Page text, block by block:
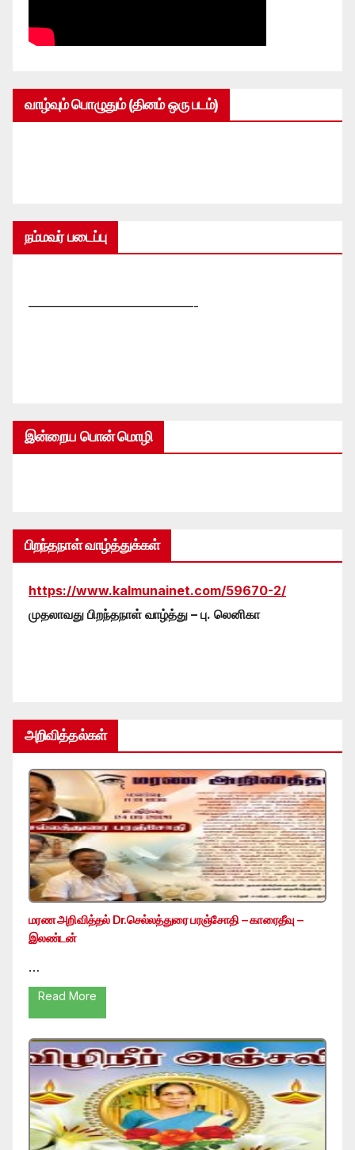
வாழ்வும் பொழுதும் (தினம் ஒரு படம்)
நம்மவர் படைப்பு
—————————————-
இன்றைய பொன் மொழி
பிறந்தநாள் வாழ்த்துக்கள்
https://www.kalmunainet.com/59670-2/
முதலாவது பிறந்தநாள் வாழ்த்து – பு. லெனிகா
அறிவித்தல்கள்
மரண அறிவித்தல் Dr.செல்லத்துரை பரஞ்சோதி – காரைதீவு –
இலண்டன்
…
Read More